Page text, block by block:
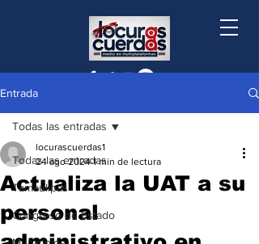
Entrada
Todas las entradas
Tamaulipas
Congreso de Estado
Todas las entradas
Actualiza la UAT a su
personal
locurascuerdas1
24 ago 2024 1 min de lectura